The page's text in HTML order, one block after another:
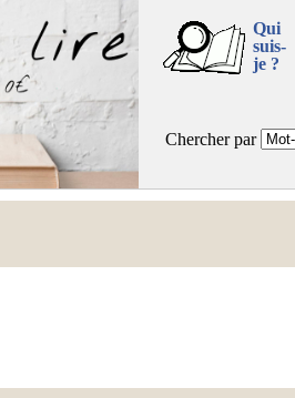
Qui
suis-
je ?
Chercher par